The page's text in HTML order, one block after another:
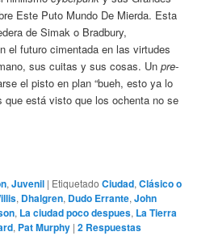
Este Puto Mundo De Mierda. Esta
de Simak o Bradbury,
el futuro cimentada en las virtudes
sus cuitas y sus cosas. Un pre-
el pisto en plan “bueh, esto ya lo
que está visto que los ochenta no se
,Juvenil | Etiquetado Ciudad,Clásico o
, Dhalgren, Dudo Errante,John
, La ciudad poco despues, La Tierra
, Pat Murphy |2 Respuestas